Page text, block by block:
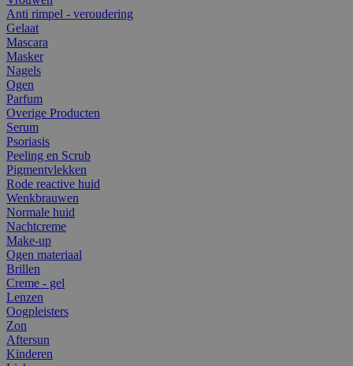
Anti rimpel - veroudering
Gelaat
Mascara
Masker
Nagels
Ogen
Parfum
Overige Producten
Serum
Psoriasis
Peeling en Scrub
Pigmentvlekken
Rode reactive huid
Wenkbrauwen
Normale huid
Nachtcreme
Make-up
Ogen materiaal
Brillen
Creme - gel
Lenzen
Oogpleisters
Zon
Aftersun
Kinderen